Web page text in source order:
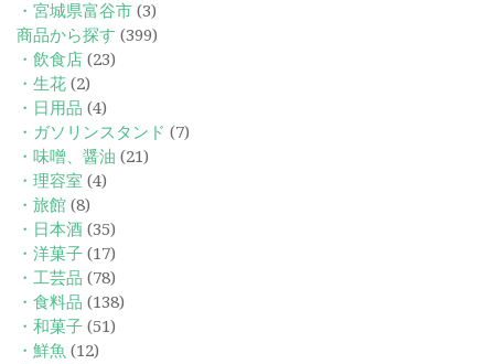
・宮城県富谷市 (3)
商品から探す (399)
・飲食店 (23)
・生花 (2)
・日用品 (4)
・ガソリンスタンド (7)
・味噌、醤油 (21)
・理容室 (4)
・旅館 (8)
・日本酒 (35)
・洋菓子 (17)
・工芸品 (78)
・食料品 (138)
・和菓子 (51)
・鮮魚 (12)